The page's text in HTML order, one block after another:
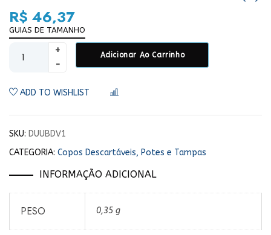
R$ 46,37
GUIAS DE TAMANHO
Adicionar Ao Carrinho
ADD TO WISHLIST
SKU: DUUBDV1
CATEGORIA: Copos Descartáveis, Potes e Tampas
INFORMAÇÃO ADICIONAL
PESO 0,35 g